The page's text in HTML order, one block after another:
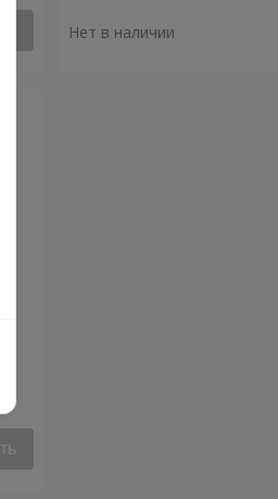
Нет в наличии